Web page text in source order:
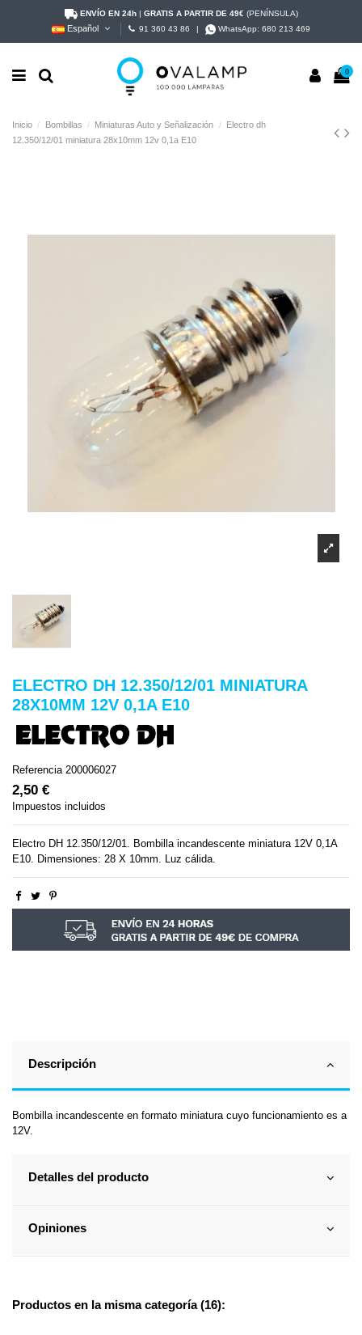
ENVÍO EN 24h| GRATIS A PARTIR DE 49€ (PENÍNSULA)
Español 91 360 43 86 WhatsApp:680 213 469
0
Inicio Bombillas Miniaturas Auto y Señalización
Electro dh
12.350/12/01 miniatura 28x10mm 12v 0,1a E10
ELECTRO DH 12.350/12/01 MINIATURA
28X10MM 12V 0,1A E10
Referencia 200006027
2,50 €
Impuestos incluidos
Electro DH 12.350/12/01. Bombilla incandescente miniatura 12V 0,1A
E10. Dimensiones: 28 X 10mm. Luz cálida.
Descripción
Bombilla incandescente en formato miniatura cuyo funcionamiento es a
12V.
Detalles del producto
Opiniones
Productos en la misma categoría (16):